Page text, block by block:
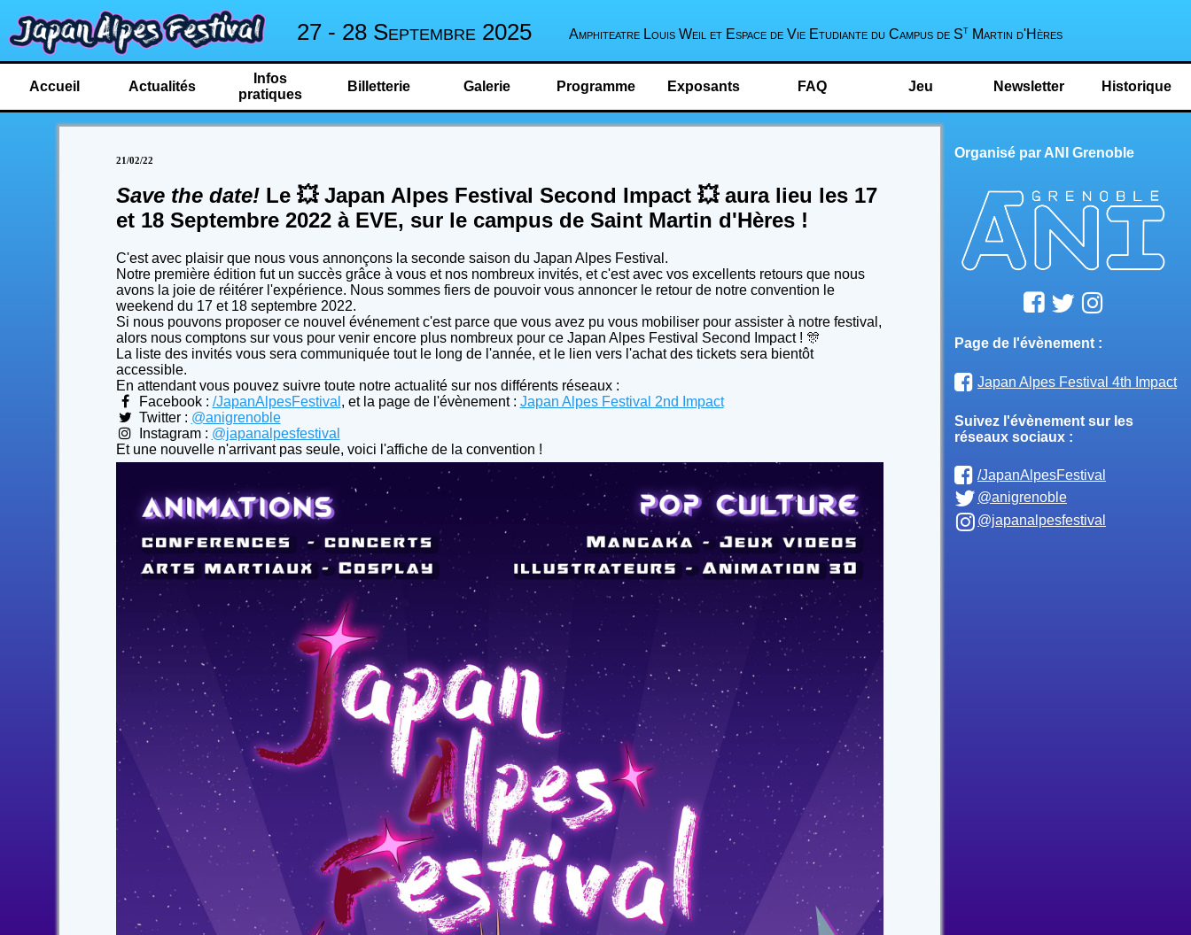
27 - 28 Septembre 2025 Amphiteatre Louis Weil et Espace de Vie Etudiante du Campus de St Martin d'Hères
Accueil Actualités
Infos
pratiques
Billetterie Galerie Programme Exposants FAQ Jeu Newsletter Historique
21/02/22
Save the date! Le 💥 Japan Alpes Festival Second Impact 💥 aura lieu les 17
et 18 Septembre 2022 à EVE, sur le campus de Saint Martin d'Hères !
C'est avec plaisir que nous vous annonçons la seconde saison du Japan Alpes Festival.
Notre première édition fut un succès grâce à vous et nos nombreux invités, et c'est avec vos excellents retours que nous
avons la joie de réitérer l'expérience. Nous sommes fiers de pouvoir vous annoncer le retour de notre convention le
weekend du 17 et 18 septembre 2022.
Si nous pouvons proposer ce nouvel événement c'est parce que vous avez pu vous mobiliser pour assister à notre festival,
alors nous comptons sur vous pour venir encore plus nombreux pour ce Japan Alpes Festival Second Impact ! 🎊
La liste des invités vous sera communiquée tout le long de l'année, et le lien vers l'achat des tickets sera bientôt
accessible.
En attendant vous pouvez suivre toute notre actualité sur nos différents réseaux :
Facebook : /JapanAlpesFestival , et la page de l'évènement : Japan Alpes Festival 2nd Impact
Twitter : @anigrenoble
Instagram : @japanalpesfestival
Et une nouvelle n'arrivant pas seule, voici l'affiche de la convention !
Organisé par ANI Grenoble
Page de l'évènement :
Japan Alpes Festival 4th Impact
Suivez l'évènement sur les
réseaux sociaux :
/JapanAlpesFestival
@anigrenoble
@japanalpesfestival